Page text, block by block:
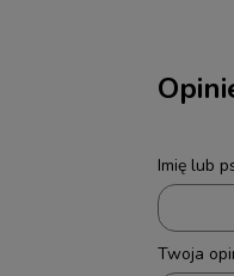
Imię lub
Twoja